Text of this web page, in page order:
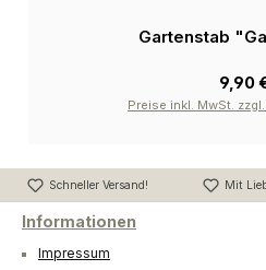
Gartenstab
9,90
Preise inkl. MwSt.
Schneller Versand! Mit
Informationen
Impressum